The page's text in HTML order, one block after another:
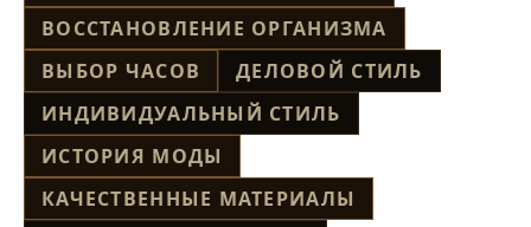
ВОССТАНОВЛЕНИЕ ОРГАНИЗМА
ВЫБОР ЧАСОВ
ДЕЛОВОЙ СТИЛЬ
ИНДИВИДУАЛЬНЫЙ СТИЛЬ
ИСТОРИЯ МОДЫ
КАЧЕСТВЕННЫЕ МАТЕРИАЛЫ